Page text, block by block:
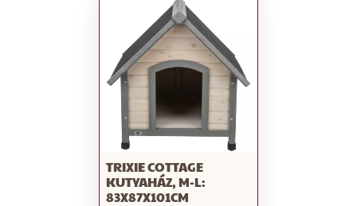
TRIXIE COTTAGE
KUTYAHÁZ, M-L:
83X87X101CM